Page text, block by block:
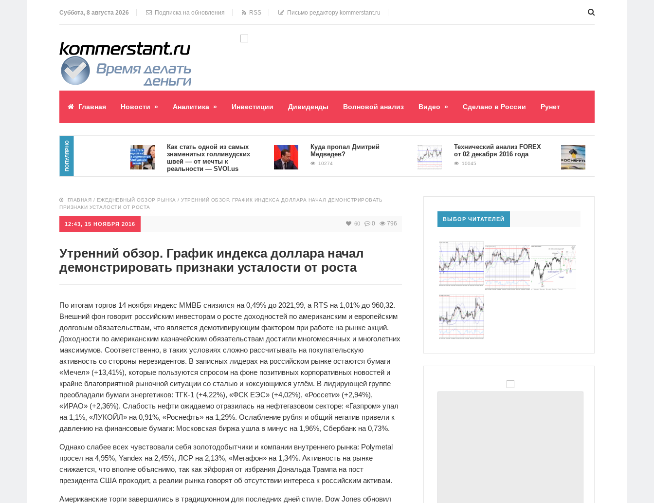
Суббота, 8 августа 2026 Подписка на обновления RSS Письмо редактору kommerstant.ru
Главная Новости » Аналитика » Инвестиции Дивиденды Волновой анализ Видео » Сделано в России Рунет
ПОПУЛЯРНО
Как стать одной из самых
знаменитых голливудских
швей — от мечты к
реальности — SVOI.us
10554
Куда пропал Дмитрий
Медведев?
10274
​Технический анализ FOREX
от 02 декабря 2016 года
10045
Долг «Роснефти»
5,2 триллиона рублей
ГЛАВНАЯ / ЕЖЕДНЕВНЫЙ ОБЗОР РЫНКА / УТРЕННИЙ ОБЗОР. ГРАФИК ИНДЕКСА ДОЛЛАРА НАЧАЛ ДЕМОНСТРИРОВАТЬ
ПРИЗНАКИ УСТАЛОСТИ ОТ РОСТА
12:43, 15 НОЯБРЯ 2016 60 0 796
Утренний обзор. График индекса доллара начал
демонстрировать признаки усталости от роста
По итогам торгов 14 ноября индекс ММВБ снизился на 0,49% до 2021,99, а RTS на 1,01% до 960,32.
Внешний фон говорит российским инвесторам о росте доходностей по американским и европейским
долговым обязательствам, что является демотивирующим фактором при работе на рынке акций.
Доходности по американским казначейским обязательствам достигли многомесячных и многолетних
максимумов. Соответственно, в таких условиях сложно рассчитывать на покупательскую
активность со стороны нерезидентов. В записных лидерах на российском рынке остаются бумаги
«Мечел» (+13,41%), которые пользуются спросом на фоне позитивных корпоративных новостей и
крайне благоприятной рыночной ситуации со сталью и коксующимся углём. В лидирующей группе
преобладали бумаги энергетиков: ТГК-1 (+4,22%), «ФСК ЕЭС» (+4,02%), «Россети» (+2,94%),
«ИРАО» (+2,36%). Слабость нефти ожидаемо отразилась на нефтегазовом секторе: «Газпром» упал
на 1,1%, «ЛУКОЙЛ» на 0,91%, «Роснефть» на 1,29%. Ослабление рубля и общий негатив привели к
давлению на финансовые бумаги: Московская биржа ушла в минус на 1,96%, Сбербанк на 0,73%.
Однако слабее всех чувствовали себя золотодобытчики и компании внутреннего рынка: Polymetal
просел на 4,95%, Yandex на 2,45%, ЛСР на 2,13%, «Мегафон» на 1,34%. Активность на рынке
снижается, что вполне объяснимо, так как эйфория от избрания Дональда Трампа на пост
президента США проходит, а реалии рынка говорят об отсутствии интереса к российским активам.
Американские торги завершились в традиционном для последних дней стиле. Dow Jones обновил
ВЫБОР ЧИТАТЕЛЕЙ